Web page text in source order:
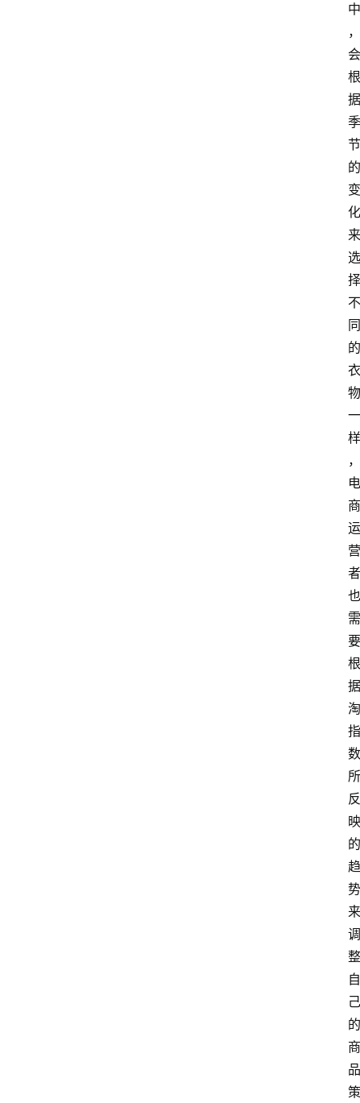
中
，
会
根
据
季
节
的
变
化
来
选
择
不
同
的
衣
物
一
样
，
电
商
运
营
者
也
需
要
根
据
淘
指
数
所
反
映
的
趋
势
来
调
整
自
己
的
商
品
策